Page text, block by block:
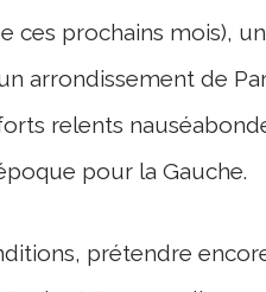
ces prochains mois),
arrondissement de
relents
pour la Gauche.
prétendre